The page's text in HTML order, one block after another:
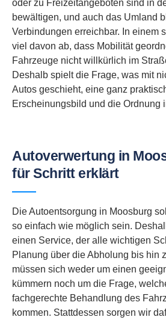
oder zu Freizeitangeboten sind in
bewältigen, und auch das Umland
Verbindungen erreichbar. In einem
viel davon ab, dass Mobilität
Fahrzeuge nicht willkürlich im
Deshalb spielt die Frage, was mit
Autos geschieht, eine ganz
Erscheinungsbild und die Ordnung
Autoverwertung in
für Schritt erklärt
Die Autoentsorgung in Moosburg
so einfach wie möglich sein.
einen Service, der alle wichtigen
Planung über die Abholung bis hin
müssen sich weder um einen
kümmern noch um die Frage,
fachgerechte Behandlung des
kommen. Stattdessen sorgen wir